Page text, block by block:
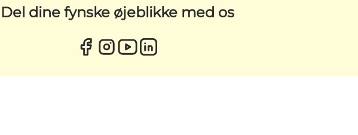
Del dine fynske øjeblikke med os